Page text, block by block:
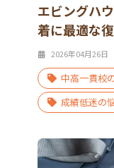
エビングハ
着に最適な
2026年04月26日
中高一貫校
成績低迷の